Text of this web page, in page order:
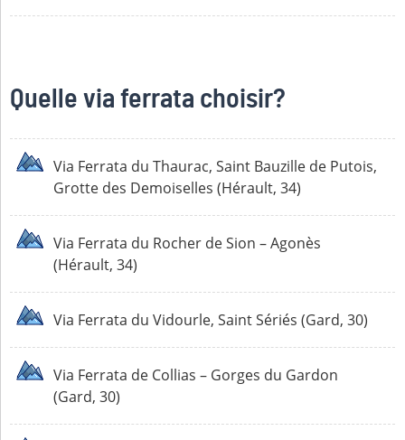
Quelle via ferrata choisir?
Via Ferrata du Thaurac, Saint Bauzille de Putois,
Grotte des Demoiselles (Hérault, 34)
Via Ferrata du Rocher de Sion – Agonès
(Hérault, 34)
Via Ferrata du Vidourle, Saint Sériés (Gard, 30)
Via Ferrata de Collias – Gorges du Gardon
(Gard, 30)